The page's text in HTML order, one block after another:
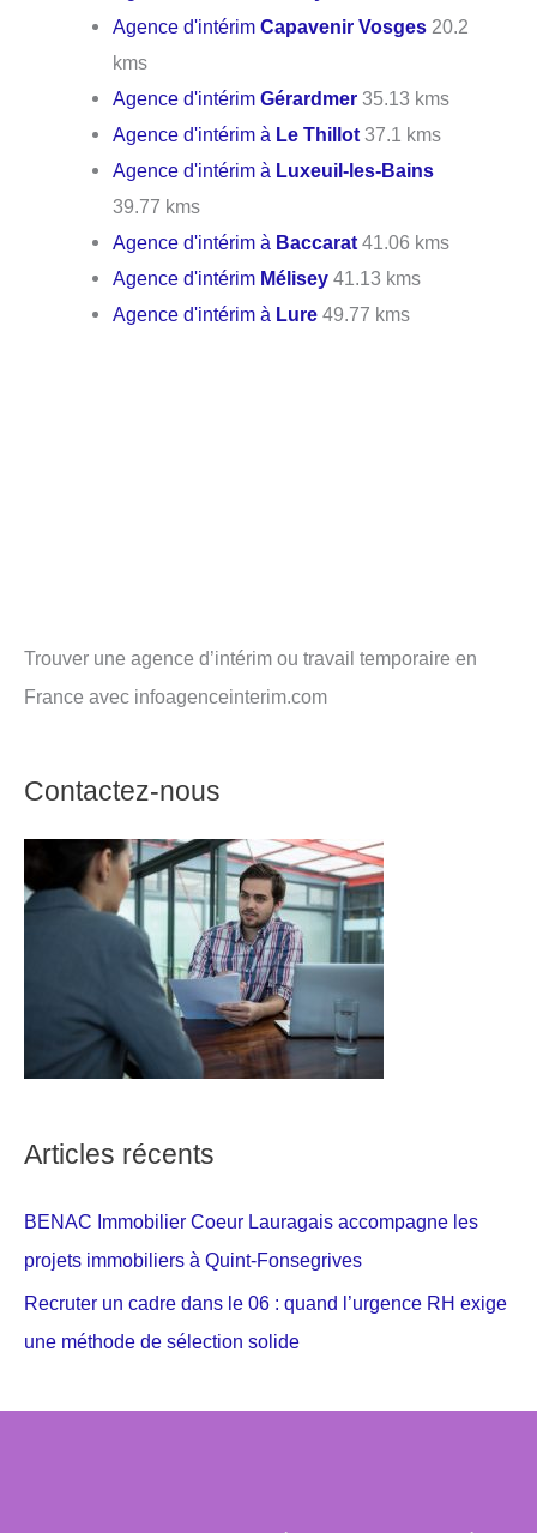
Agence d'intérimCapavenir Vosges 20.2
kms
Agence d'intérimGérardmer 35.13 kms
Agence d'intérim à Le Thillot 37.1 kms
Agence d'intérim à Luxeuil-les-Bains
39.77 kms
Agence d'intérim à Baccarat 41.06 kms
Agence d'intérim Mélisey 41.13 kms
Agence d'intérim à Lure 49.77 kms
Trouver une agence d’intérim ou travail temporaire en
France avec infoagenceinterim.com
Contactez-nous
Articles récents
BENAC Immobilier Coeur Lauragais accompagne les
projets immobiliers à Quint-Fonsegrives
Recruter un cadre dans le 06 : quand l’urgence RH exige
une méthode de sélection solide